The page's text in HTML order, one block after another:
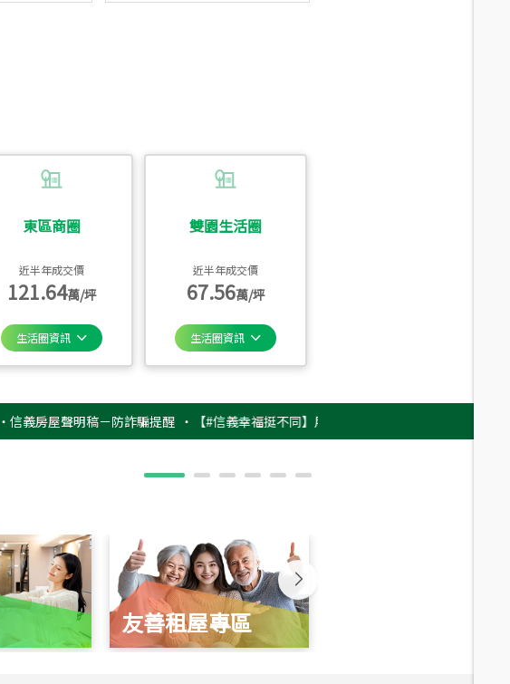
東區商圈
近半年成交價
121.64萬/坪
生活圈資訊
雙園生活圈
近半年成交價
67.56萬/坪
生活圈資訊
聲明稿－防詐騙提醒 ‧【#信義幸福挺不同】用實力，讓升職免抽號碼牌！最新雇主品
友善租屋專區